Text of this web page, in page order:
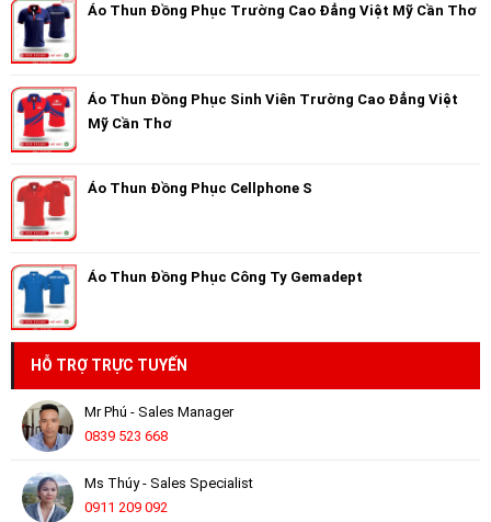
Áo Thun Đồng Phục Trường Cao Đẳng Việt Mỹ Cần Thơ
Áo Thun Đồng Phục Sinh Viên Trường Cao Đẳng Việt
Mỹ Cần Thơ
Áo Thun Đồng Phục Cellphone S
Áo Thun Đồng Phục Công Ty Gemadept
HỖ TRỢ TRỰC TUYẾN
Mr Phú - Sales Manager
0839 523 668
Ms Thúy - Sales Specialist
0911 209 092